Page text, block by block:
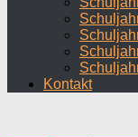
Kontakt